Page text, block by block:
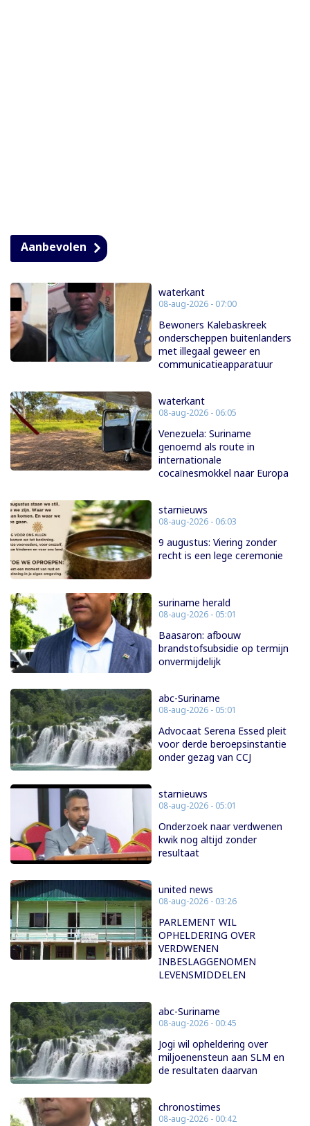
Aanbevolen
waterkant
08-aug-2026 - 07:00
Bewoners Kalebaskreek
onderscheppen buitenlanders
met illegaal geweer en
communicatieapparatuur
waterkant
08-aug-2026 - 06:05
Venezuela: Suriname
genoemd als route in
internationale
cocaïnesmokkel naar Europa
starnieuws
08-aug-2026 - 06:03
9 augustus: Viering zonder
recht is een lege ceremonie
suriname herald
08-aug-2026 - 05:01
Baasaron: afbouw
brandstofsubsidie op termijn
onvermijdelijk
abc-Suriname
08-aug-2026 - 05:01
Advocaat Serena Essed pleit
voor derde beroepsinstantie
onder gezag van CCJ
starnieuws
08-aug-2026 - 05:01
Onderzoek naar verdwenen
kwik nog altijd zonder
resultaat
united news
08-aug-2026 - 03:26
PARLEMENT WIL
OPHELDERING OVER
VERDWENEN
INBESLAGGENOMEN
LEVENSMIDDELEN
abc-Suriname
08-aug-2026 - 00:45
Jogi wil opheldering over
miljoenensteun aan SLM en
de resultaten daarvan
chronostimes
08-aug-2026 - 00:42